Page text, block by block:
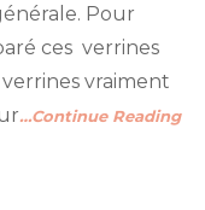
Pour
ces verrines
vraiment
…Continue Reading